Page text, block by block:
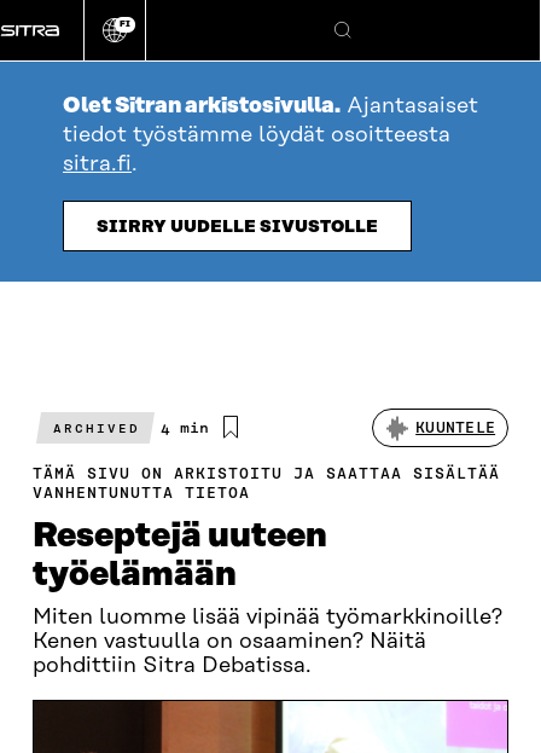
suoraan
sisältöön
Vaihda
kieli
FI
Hae
Olet Sitran arkistosivulla. Ajantasaiset
tiedot työstämme löydät osoitteesta
sitra.fi.
SIIRRY UUDELLE SIVUSTOLLE
ARCHIVED
Arvioitu
4 min KUUNTELE
TÄMÄ SIVU ON ARKISTOITU JA SAATTAA SISÄLTÄÄ
VANHENTUNUTTA TIETOA
Reseptejä uuteen
työelämään
Miten luomme lisää vipinää työmarkkinoille?
Kenen vastuulla on osaaminen? Näitä
pohdittiin Sitra Debatissa.